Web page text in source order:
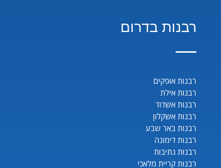
רבנות בדרום
רבנות אופקים
רבנות אילת
רבנות אשדוד
רבנות אשקלון
רבנות באר שבע
רבנות דימונה
רבנות נתיבות
רבנות קריית מלאכי